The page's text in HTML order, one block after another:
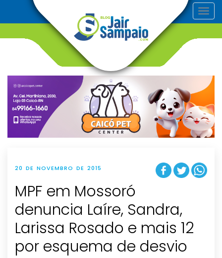
T
o
v
g
t
i
o
n
20 DE NOVEMBRO DE 2015
MPF em Mossoró
denuncia Laíre, Sandra,
Larissa Rosado e mais 12
por esquema de desvio